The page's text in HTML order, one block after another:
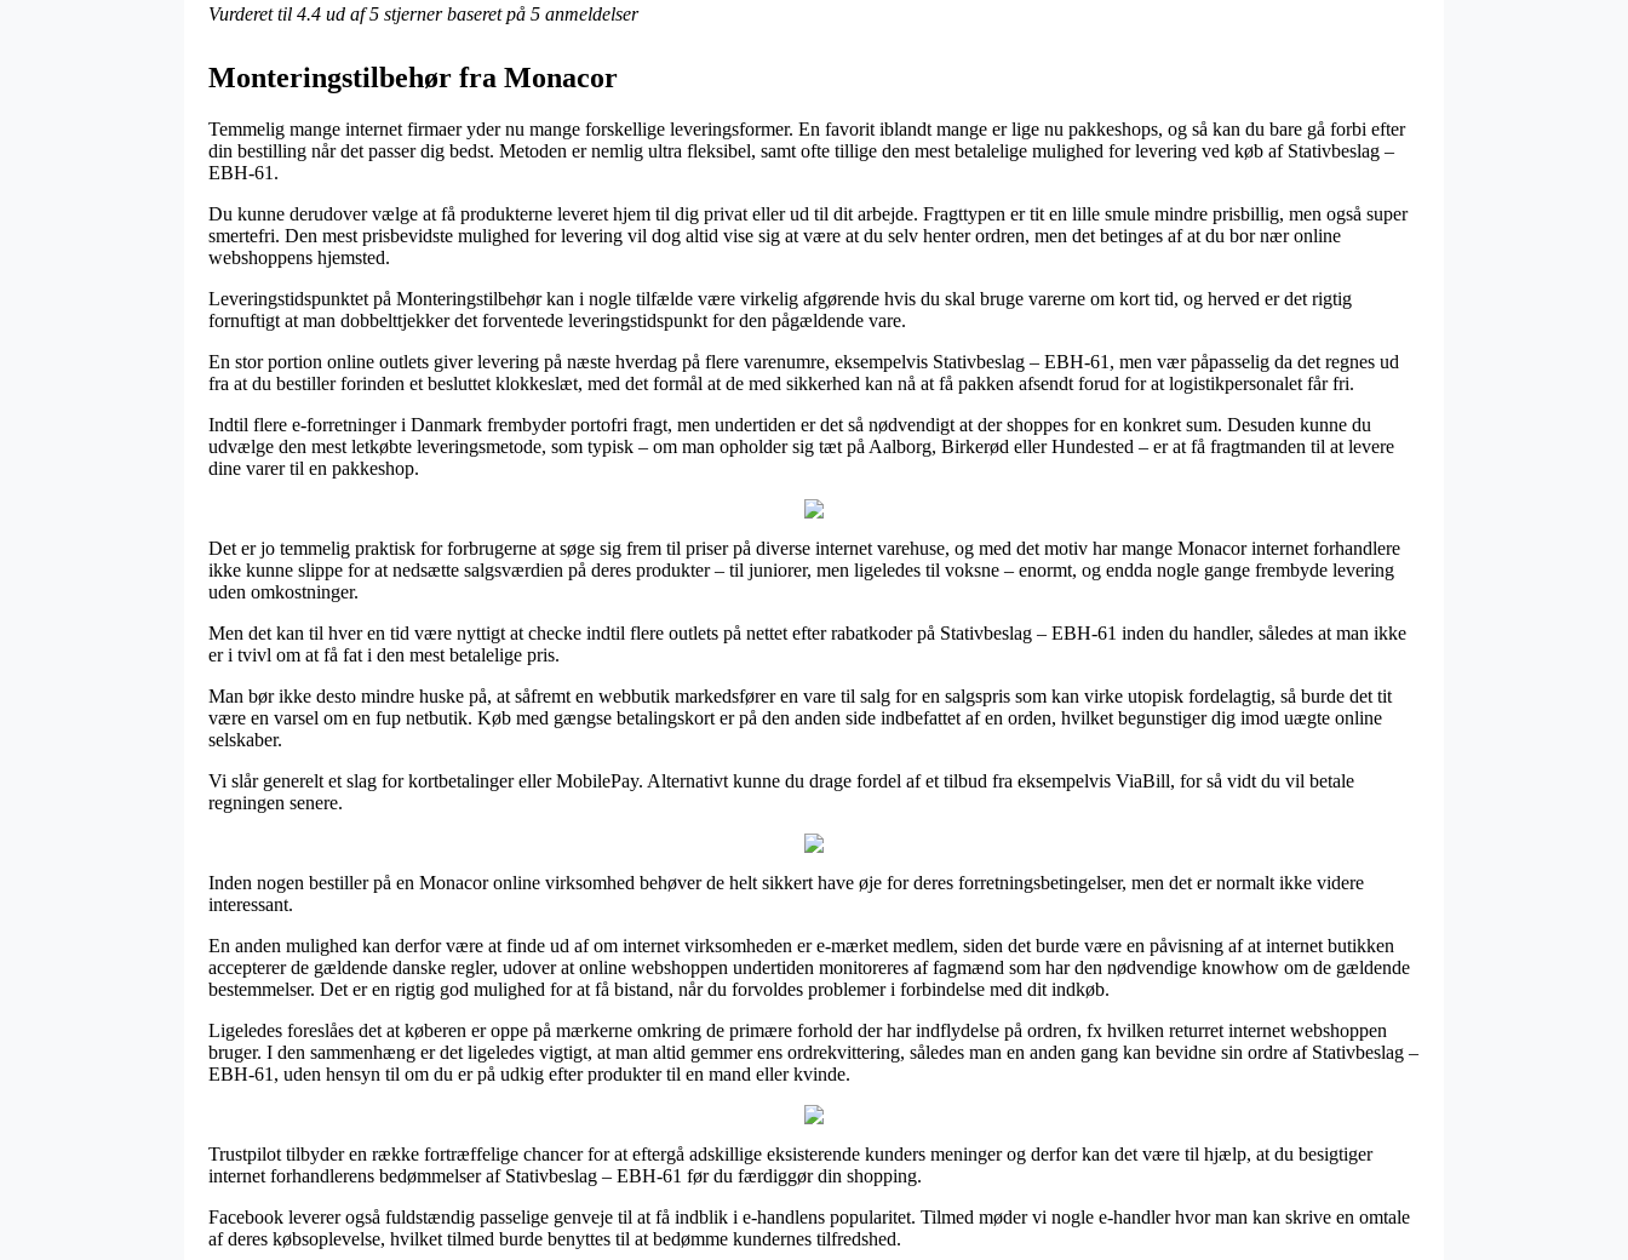
Vurderet til 4.4 ud af 5 stjerner baseret på 5 anmeldelser
Monteringstilbehør fra Monacor
Temmelig mange internet firmaer yder nu mange forskellige leveringsformer. En favorit iblandt mange er lige nu pakkeshops, og så kan du bare gå forbi efter
din bestilling når det passer dig bedst. Metoden er nemlig ultra fleksibel, samt ofte tillige den mest betalelige mulighed for levering ved køb af Stativbeslag –
EBH-61.
Du kunne derudover vælge at få produkterne leveret hjem til dig privat eller ud til dit arbejde. Fragttypen er tit en lille smule mindre prisbillig, men også super
smertefri. Den mest prisbevidste mulighed for levering vil dog altid vise sig at være at du selv henter ordren, men det betinges af at du bor nær online
webshoppens hjemsted.
Leveringstidspunktet på Monteringstilbehør kan i nogle tilfælde være virkelig afgørende hvis du skal bruge varerne om kort tid, og herved er det rigtig
fornuftigt at man dobbelttjekker det forventede leveringstidspunkt for den pågældende vare.
En stor portion online outlets giver levering på næste hverdag på flere varenumre, eksempelvis Stativbeslag – EBH-61, men vær påpasselig da det regnes ud
fra at du bestiller forinden et besluttet klokkeslæt, med det formål at de med sikkerhed kan nå at få pakken afsendt forud for at logistikpersonalet får fri.
Indtil flere e-forretninger i Danmark frembyder portofri fragt, men undertiden er det så nødvendigt at der shoppes for en konkret sum. Desuden kunne du
udvælge den mest letkøbte leveringsmetode, som typisk – om man opholder sig tæt på Aalborg, Birkerød eller Hundested – er at få fragtmanden til at levere
dine varer til en pakkeshop.
Det er jo temmelig praktisk for forbrugerne at søge sig frem til priser på diverse internet varehuse, og med det motiv har mange Monacor internet forhandlere
ikke kunne slippe for at nedsætte salgsværdien på deres produkter – til juniorer, men ligeledes til voksne – enormt, og endda nogle gange frembyde levering
uden omkostninger.
Men det kan til hver en tid være nyttigt at checke indtil flere outlets på nettet efter rabatkoder på Stativbeslag – EBH-61 inden du handler, således at man ikke
er i tvivl om at få fat i den mest betalelige pris.
Man bør ikke desto mindre huske på, at såfremt en webbutik markedsfører en vare til salg for en salgspris som kan virke utopisk fordelagtig, så burde det tit
være en varsel om en fup netbutik. Køb med gængse betalingskort er på den anden side indbefattet af en orden, hvilket begunstiger dig imod uægte online
selskaber.
Vi slår generelt et slag for kortbetalinger eller MobilePay. Alternativt kunne du drage fordel af et tilbud fra eksempelvis ViaBill, for så vidt du vil betale
regningen senere.
Inden nogen bestiller på en Monacor online virksomhed behøver de helt sikkert have øje for deres forretningsbetingelser, men det er normalt ikke videre
interessant.
En anden mulighed kan derfor være at finde ud af om internet virksomheden er e-mærket medlem, siden det burde være en påvisning af at internet butikken
accepterer de gældende danske regler, udover at online webshoppen undertiden monitoreres af fagmænd som har den nødvendige knowhow om de gældende
bestemmelser. Det er en rigtig god mulighed for at få bistand, når du forvoldes problemer i forbindelse med dit indkøb.
Ligeledes foreslåes det at køberen er oppe på mærkerne omkring de primære forhold der har indflydelse på ordren, fx hvilken returret internet webshoppen
bruger. I den sammenhæng er det ligeledes vigtigt, at man altid gemmer ens ordrekvittering, således man en anden gang kan bevidne sin ordre af Stativbeslag –
EBH-61, uden hensyn til om du er på udkig efter produkter til en mand eller kvinde.
Trustpilot tilbyder en række fortræffelige chancer for at eftergå adskillige eksisterende kunders meninger og derfor kan det være til hjælp, at du besigtiger
internet forhandlerens bedømmelser af Stativbeslag – EBH-61 før du færdiggør din shopping.
Facebook leverer også fuldstændig passelige genveje til at få indblik i e-handlens popularitet. Tilmed møder vi nogle e-handler hvor man kan skrive en omtale
af deres købsoplevelse, hvilket tilmed burde benyttes til at bedømme kundernes tilfredshed.